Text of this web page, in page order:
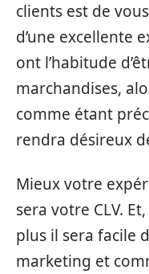
clients est de
d’une excellente
ont l’habitude
marchandises,
comme étant
rendra désireux
Mieux votre
sera votre CLV.
plus il sera facile
marketing et